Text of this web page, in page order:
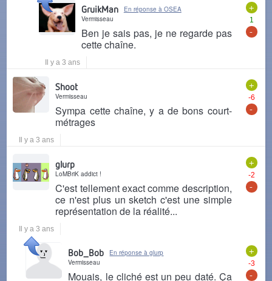
+
1
-
GruikMan
En réponse à OSEA
Vermisseau
Ben je sais pas, je ne regarde pas
cette chaîne.
Il y a 3 ans
+
-6
-
Shoot
Vermisseau
Sympa cette chaîne, y a de bons court-
métrages
Il y a 3 ans
+
-2
-
glurp
LoMBriK addict !
C'est tellement exact comme description,
ce n'est plus un sketch c'est une simple
représentation de la réalité...
Il y a 3 ans
+
-3
-
Bob_Bob
En réponse à glurp
Vermisseau
Mouais, le cliché est un peu daté. Ça